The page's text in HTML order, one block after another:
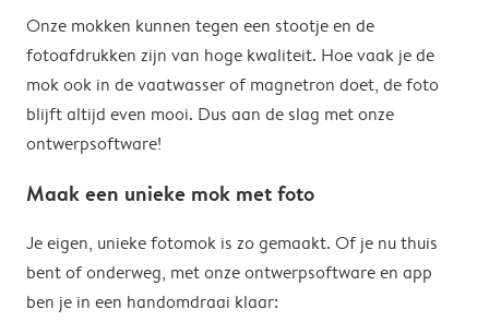
Onze mokken kunnen tegen een stootje en de
fotoafdrukken zijn van hoge kwaliteit. Hoe vaak je de
mok ook in de vaatwasser of magnetron doet, de foto
blijft altijd even mooi. Dus aan de slag met onze
ontwerpsoftware!
Maak een unieke mok met foto
Je eigen, unieke fotomok is zo gemaakt. Of je nu thuis
bent of onderweg, met onze ontwerpsoftware en app
ben je in een handomdraai klaar: